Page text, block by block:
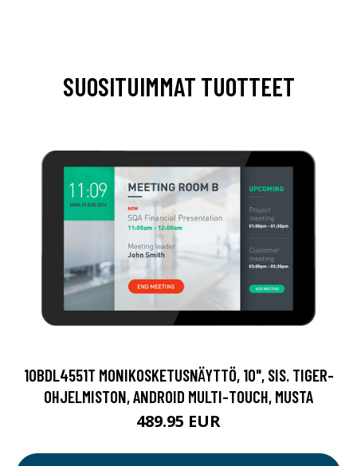
SUOSITUIMMAT TUOTTEET
10BDL4551T MONIKOSKETUSNÄYTTÖ, 10", SIS. TIGER-
OHJELMISTON, ANDROID MULTI-TOUCH, MUSTA
489.95 EUR